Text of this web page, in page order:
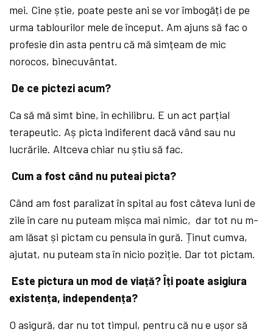
mei. Cine știe, poate peste ani se vor îmbogăți de pe
urma tablourilor mele de început. Am ajuns să fac o
profesie din asta pentru că mă simțeam de mic
norocos, binecuvântat.
De ce pictezi acum?
Ca să mă simt bine, în echilibru. E un act parțial
terapeutic. Aș picta indiferent dacă vând sau nu
lucrările. Altceva chiar nu știu să fac.
Cum a fost când nu puteai picta?
Când am fost paralizat în spital au fost câteva luni de
zile în care nu puteam mișca mai nimic, dar tot nu m-
am lăsat și pictam cu pensula în gură. Ținut cumva,
ajutat, nu puteam sta în nicio poziție. Dar tot pictam.
Este pictura un mod de viață? Îți poate asigiura
existența, independența?
O asigură, dar nu tot timpul, pentru că nu e ușor să